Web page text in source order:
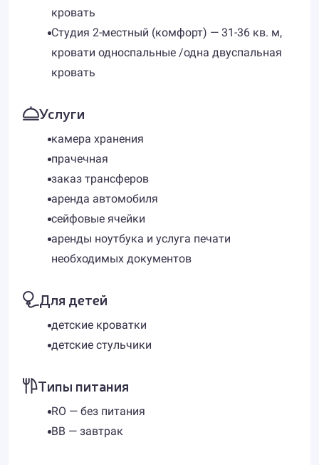
кровать
Студия 2-местный (комфорт) — 31-36 кв. м,
кровати односпальные /одна двуспальная
кровать
Услуги
камера хранения
прачечная
заказ трансферов
аренда автомобиля
сейфовые ячейки
аренды ноутбука и услуга печати
необходимых документов
Для детей
детские кроватки
детские стульчики
Типы питания
RO — без питания
BB — завтрак